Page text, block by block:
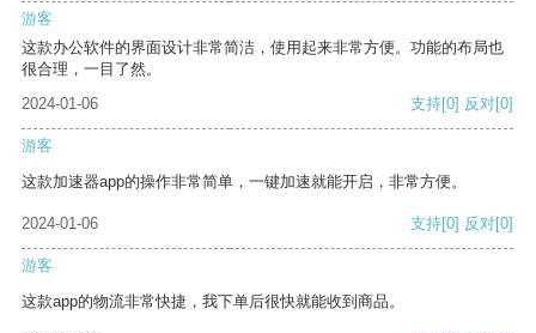
游客
这款办公软件的界面设计非常简洁，使用起来非常方便。功能的布局也
很合理，一目了然。
2024-01-06
支持[0] 反对[0]
游客
这款加速器app的操作非常简单，一键加速就能开启，非常方便。
2024-01-06 支持[0] 反对[0]
游客
这款app的物流非常快捷，我下单后很快就能收到商品。